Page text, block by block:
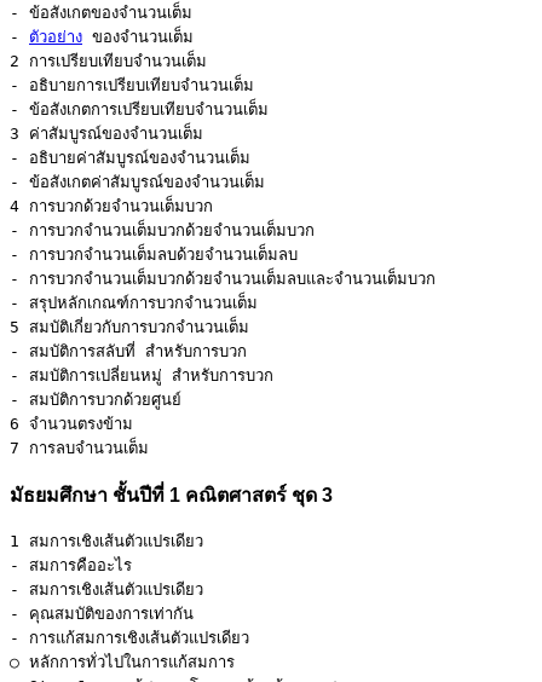
- ข้อสังเกตของจำนวนเต็ม
- ตัวอย่าง ของจำนวนเต็ม
2 การเปรียบเทียบจำนวนเต็ม
- อธิบายการเปรียบเทียบจำนวนเต็ม
- ข้อสังเกตการเปรียบเทียบจำนวนเต็ม
3 ค่าสัมบูรณ์ของจำนวนเต็ม
- อธิบายค่าสัมบูรณ์ของจำนวนเต็ม
- ข้อสังเกตค่าสัมบูรณ์ของจำนวนเต็ม
4 การบวกด้วยจำนวนเต็มบวก
- การบวกจำนวนเต็มบวกด้วยจำนวนเต็มบวก
- การบวกจำนวนเต็มลบด้วยจำนวนเต็มลบ
- การบวกจำนวนเต็มบวกด้วยจำนวนเต็มลบและจำนวนเต็มบวก
- สรุปหลักเกณฑ์การบวกจำนวนเต็ม
5 สมบัติเกี่ยวกับการบวกจำนวนเต็ม
- สมบัติการสลับที่ สำหรับการบวก
- สมบัติการเปลี่ยนหมู่ สำหรับการบวก
- สมบัติการบวกด้วยศูนย์
6 จำนวนตรงข้าม
7 การลบจำนวนเต็ม
มัธยมศึกษา ชั้นปีที่ 1 คณิตศาสตร์ ชุด 3
1 สมการเชิงเส้นตัวแปรเดียว
- สมการคืออะไร
- สมการเชิงเส้นตัวแปรเดียว
- คุณสมบัติของการเท่ากัน
- การแก้สมการเชิงเส้นตัวแปรเดียว
○ หลักการทั่วไปในการแก้สมการ